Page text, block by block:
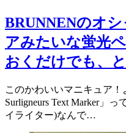
BRUNNENのオ
アみたいな蛍光
おくだけでも、
このかわいいマニキュア！
Surligneurs Text Marker」
イライター)なんで…